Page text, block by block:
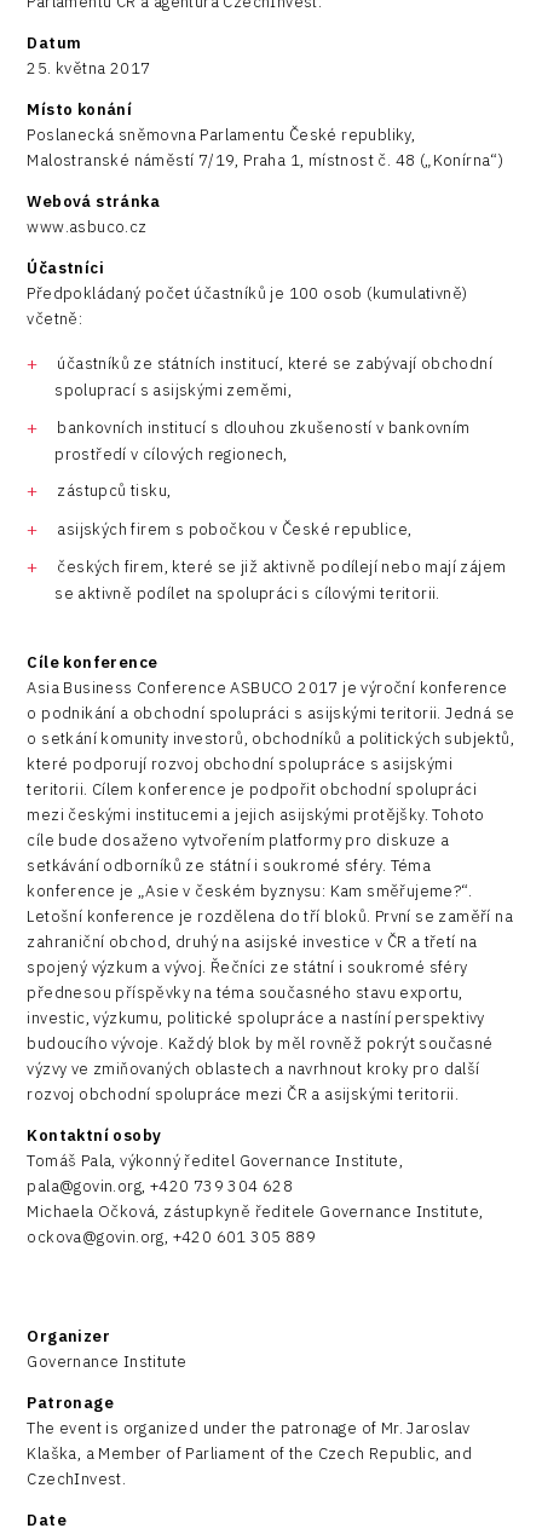
Datum
25. května 2017
Místo konání
Poslanecká sněmovna Parlamentu České republiky,
Malostranské náměstí 7/19, Praha 1, místnost č. 48 („Konírna“)
Webová stránka
www.asbuco.cz
Účastníci
Předpokládaný počet účastníků je 100 osob (kumulativně)
včetně:
účastníků ze státních institucí, které se zabývají obchodní
spoluprací s asijskými zeměmi,
bankovních institucí s dlouhou zkušeností v bankovním
prostředí v cílových regionech,
zástupců tisku,
asijských firem s pobočkou v České republice,
českých firem, které se již aktivně podílejí nebo mají zájem
se aktivně podílet na spolupráci s cílovými teritorii.
Cíle konference
Asia Business Conference ASBUCO 2017 je výroční konference
o podnikání a obchodní spolupráci s asijskými teritorii. Jedná se
o setkání komunity investorů, obchodníků a politických subjektů,
které podporují rozvoj obchodní spolupráce s asijskými
teritorii. Cílem konference je podpořit obchodní spolupráci
mezi českými institucemi a jejich asijskými protějšky. Tohoto
cíle bude dosaženo vytvořením platformy pro diskuze a
setkávání odborníků ze státní i soukromé sféry. Téma
konference je „Asie v českém byznysu: Kam směřujeme?“.
Letošní konference je rozdělena do tří bloků. První se zaměří na
zahraniční obchod, druhý na asijské investice v ČR a třetí na
spojený výzkum a vývoj. Řečníci ze státní i soukromé sféry
přednesou příspěvky na téma současného stavu exportu,
investic, výzkumu, politické spolupráce a nastíní perspektivy
budoucího vývoje. Každý blok by měl rovněž pokrýt současné
výzvy ve zmiňovaných oblastech a navrhnout kroky pro další
rozvoj obchodní spolupráce mezi ČR a asijskými teritorii.
Kontaktní osoby
Tomáš Pala, výkonný ředitel Governance Institute,
pala@govin.org, +420 739 304 628
Michaela Očková, zástupkyně ředitele Governance Institute,
ockova@govin.org, +420 601 305 889
Organizer
Governance Institute
Patronage
The event is organized under the patronage of Mr. Jaroslav
Klaška, a Member of Parliament of the Czech Republic, and
CzechInvest.
Date